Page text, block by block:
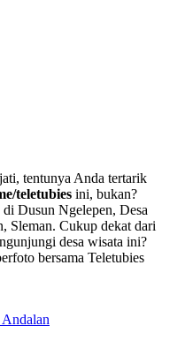
tentunya Anda tertarik
teletubies ini, bukan?
Dusun Ngelepen, Desa
Sleman. Cukup dekat dari
desa wisata ini?
bersama Teletubies